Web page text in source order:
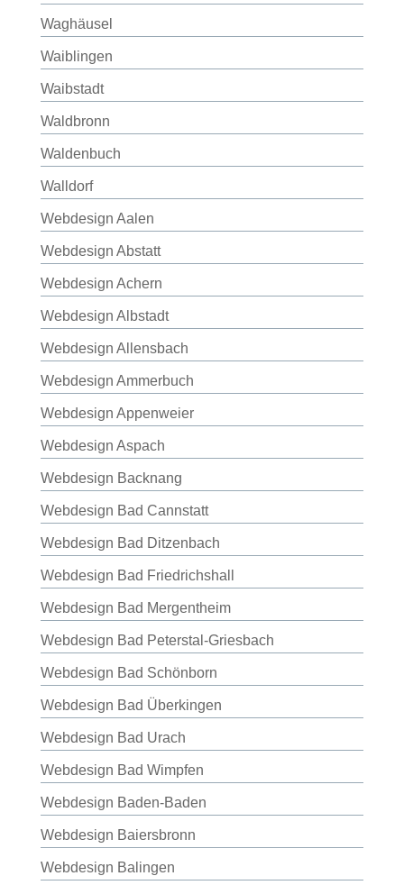
Waghäusel
Waiblingen
Waibstadt
Waldbronn
Waldenbuch
Walldorf
Webdesign Aalen
Webdesign Abstatt
Webdesign Achern
Webdesign Albstadt
Webdesign Allensbach
Webdesign Ammerbuch
Webdesign Appenweier
Webdesign Aspach
Webdesign Backnang
Webdesign Bad Cannstatt
Webdesign Bad Ditzenbach
Webdesign Bad Friedrichshall
Webdesign Bad Mergentheim
Webdesign Bad Peterstal-Griesbach
Webdesign Bad Schönborn
Webdesign Bad Überkingen
Webdesign Bad Urach
Webdesign Bad Wimpfen
Webdesign Baden-Baden
Webdesign Baiersbronn
Webdesign Balingen